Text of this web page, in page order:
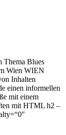
Thema Blues
Wien WIEN
Inhalten
einen informellen
mit einem
mit HTML h2 –